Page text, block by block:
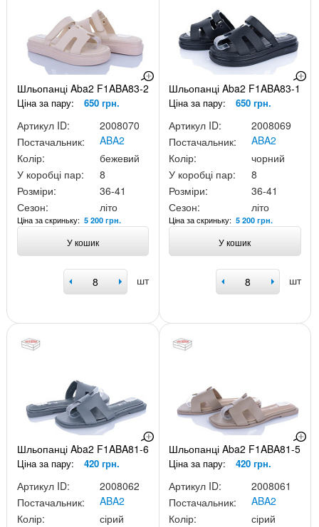
Шльопанці Aba2 F1ABA83-2
Ціна за пару: 650 грн.
Артикул ID:
2008070
Постачальник:
ABA2
Колір:
бежевий
У коробці пар:
8
Розміри:
36-41
Сезон:
літо
Ціна за скриньку: 5 200 грн.
У кошик
шт
Шльопанці Aba2 F1ABA83-1
Ціна за пару: 650 грн.
Артикул ID:
2008069
Постачальник:
ABA2
Колір:
чорний
У коробці пар:
8
Розміри:
36-41
Сезон:
літо
Ціна за скриньку:5 200 грн.
У кошик
шт
Шльопанці Aba2 F1ABA81-6
Ціна за пару: 420 грн.
Артикул ID:
2008062
Постачальник:
ABA2
Колір:
сірий
Шльопанці Aba2 F1ABA81-5
Ціна за пару: 420 грн.
Артикул ID:
2008061
Постачальник:
ABA2
Колір:
сірий